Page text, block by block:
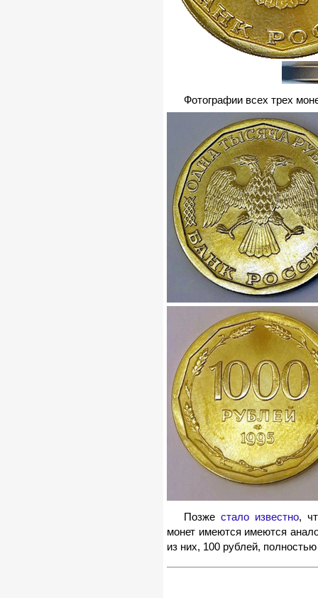
Фотографии всех трех
Позжестало известно,
монет имеются имеются
из них, 100 рублей,